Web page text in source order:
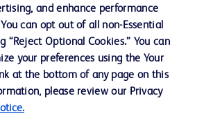
and enhance performance
can opt out of all non-Essential
“Reject Optional Cookies.” You can
your preferences using the Your
at the bottom of any page on this
please review our Privacy